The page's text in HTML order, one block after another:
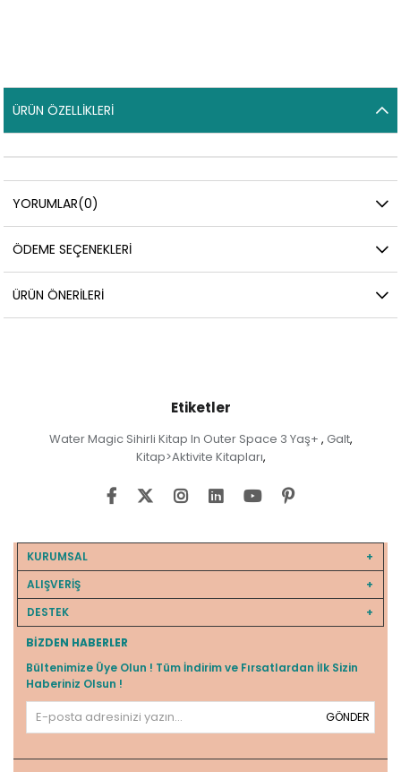
ÜRÜN ÖZELLIKLERI
YORUMLAR(0)
ÖDEME SEÇENEKLERI
ÜRÜN ÖNERILERI
Etiketler
Water Magic Sihirli Kitap In Outer Space 3 Yaş+ , Galt,
Kitap>Aktivite Kitapları,
KURUMSAL
ALIŞVERİŞ
DESTEK
BIZDEN HABERLER
Bültenimize Üye Olun ! Tüm İndirim ve Fırsatlardan İlk Sizin
Haberiniz Olsun !
GÖNDER